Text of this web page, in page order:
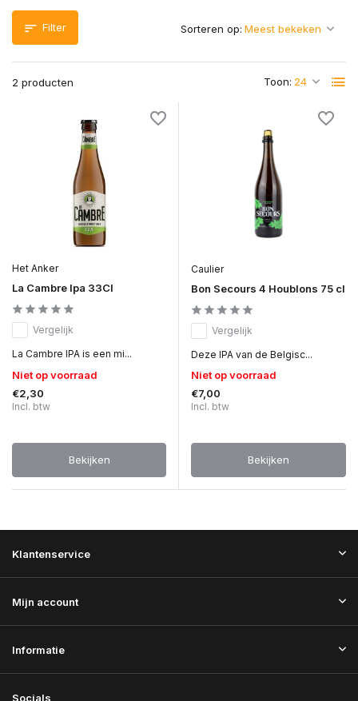
Filter
2 producten Toon:
Sorteren op:
Het Anker
La Cambre Ipa 33Cl
Vergelijk
La Cambre IPA is een mi...
Niet op voorraad
€2,30
Incl. btw
Bekijken
Caulier
Bon Secours 4 Houblons 75 cl
Vergelijk
Deze IPA van de Belgisc...
Niet op voorraad
€7,00
Incl. btw
Bekijken
Klantenservice
Mijn account
Informatie
Socials